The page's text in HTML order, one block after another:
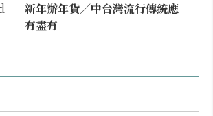
新年辦年貨／中台灣流行傳統應
有盡有